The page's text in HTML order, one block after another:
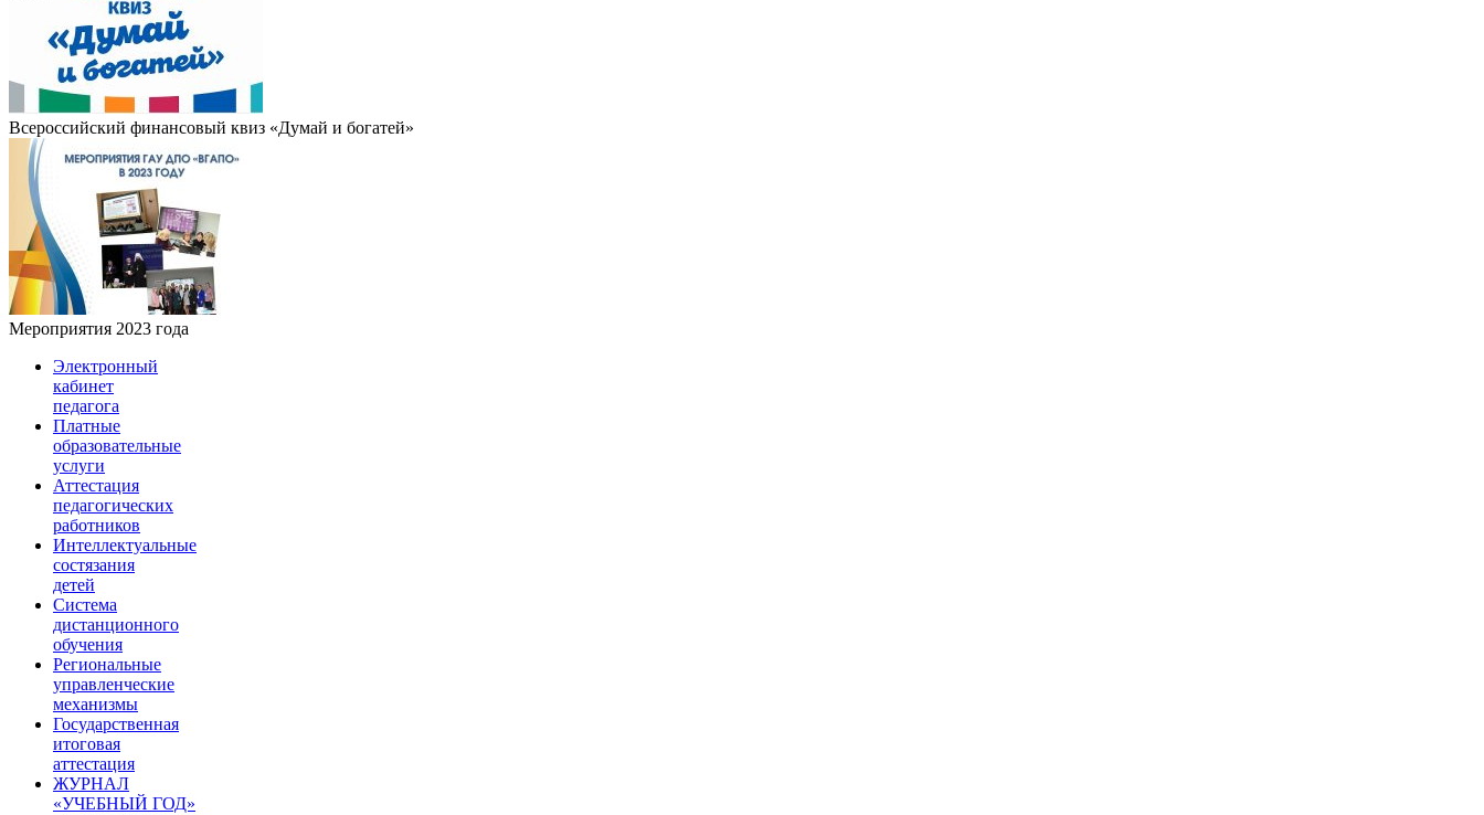
Всероссийский финансовый квиз «Думай и богатей»
Мероприятия 2023 года
Электронный
кабинет
педагога
Платные
образовательные
услуги
Аттестация
педагогических
работников
Интеллектуальные
состязания
детей
Система
дистанционного
обучения
Региональные
управленческие
механизмы
Государственная
итоговая
аттестация
ЖУРНАЛ
«УЧЕБНЫЙ ГОД»